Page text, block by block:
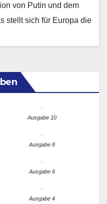
von Putin und dem
stellt sich für Europa die
Ausgabe 10
Ausgabe 8
Ausgabe 6
Ausgabe 4